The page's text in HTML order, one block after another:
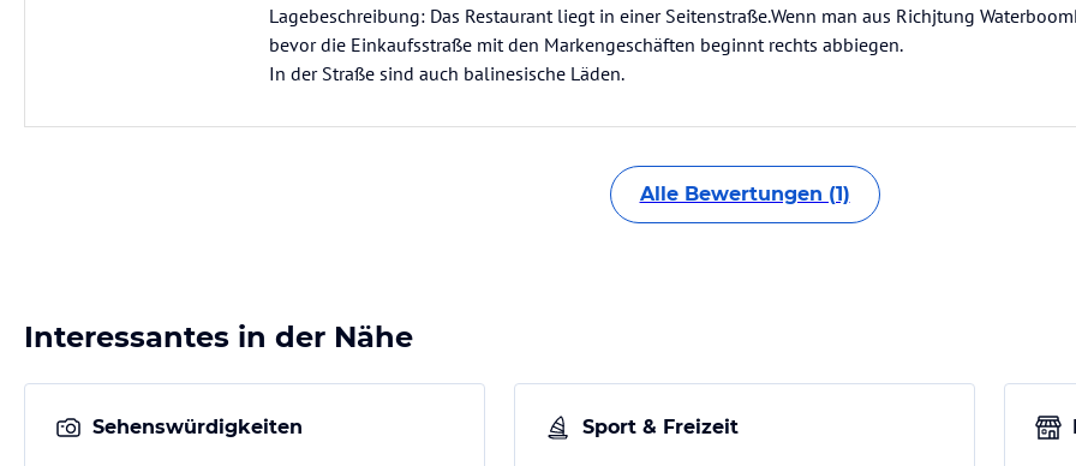
Lagebeschreibung: Das Restaurant liegt in einer Seitenstraße.Wenn man aus Richjtung
bevor die Einkaufsstraße mit den Markengeschäften beginnt rechts abbiegen.
In der Straße sind auch balinesische Läden.
Alle Bewertungen (1)
Interessantes in der Nähe
Sehenswürdigkeiten Sport & Freizeit